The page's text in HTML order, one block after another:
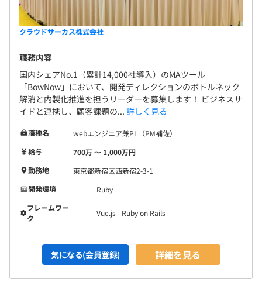
テックリードなど様々なキャリアパスに応じた評価基準を
用意
開発部門の構成は以下となります。
Product group
└Planning section
└Design section
└QA section
Strategy group
└Infra section
└PMO section
└Fullstar section
└Fantech section
└BowNow section
クラウドサーカス株式会社
職務内容
国内シェアNo.1（累計14,000社導入）のMAツール
「BowNow」において、開発ディレクションのボトルネック
解消と内製化推進を担うリーダーを募集します！ ビジネスサ
イドと連携し、顧客課題の... 詳しく見る
職種名
webエンジニア兼PL（PM補佐）
給与
700万 〜 1,000万円
勤務地
東京都新宿区西新宿2-3-1
開発環境
Ruby
フレームワー
ク
Vue.js Ruby on Rails
気になる(会員登録) 詳細を見る